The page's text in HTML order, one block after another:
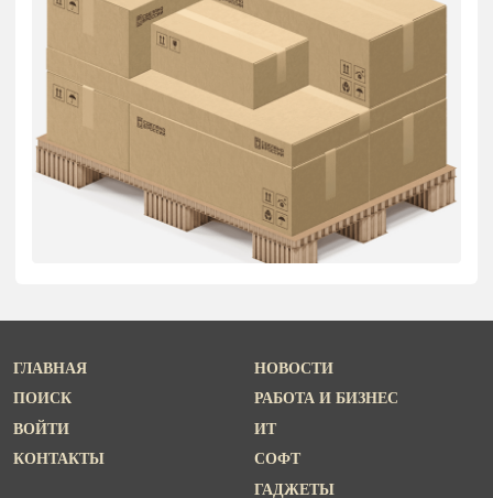
ГЛАВНАЯ
ПОИСК
ВОЙТИ
КОНТАКТЫ
НОВОСТИ
РАБОТА И БИЗНЕС
ИТ
СОФТ
ГАДЖЕТЫ